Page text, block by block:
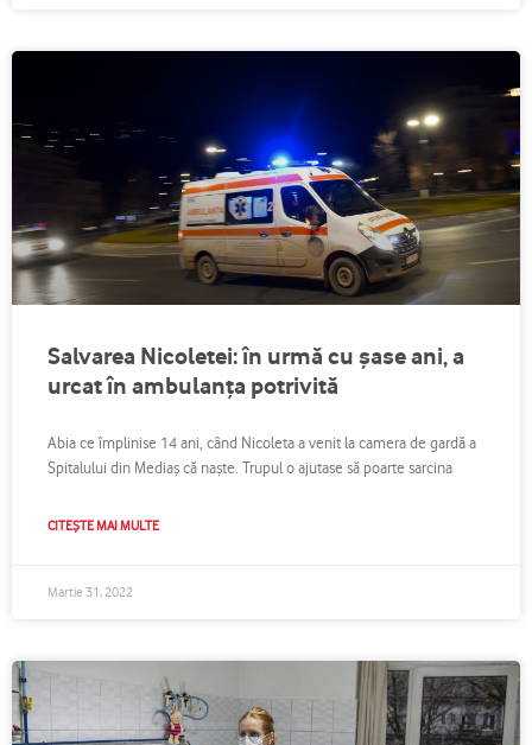
Salvarea Nicoletei: în urmă cu șase ani, a
urcat în ambulanța potrivită
Abia ce împlinise 14 ani, când Nicoleta a venit la camera de gardă a
Spitalului din Mediaș că naște. Trupul o ajutase să poarte sarcina
CITEȘTE MAI MULTE
Martie 31, 2022